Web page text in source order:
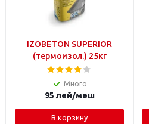
IZOBETON SUPERIOR
(термоизол.) 25кг
Много
95 лей/меш
В корзину